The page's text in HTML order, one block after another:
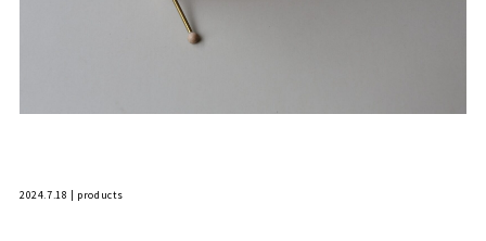
2024.7.18 | products